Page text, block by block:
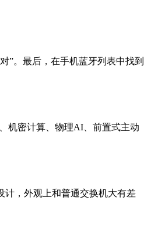
”。最后，在手机蓝牙列表中找到
机密计算、物理AI、前置式主动
计，外观上和普通交换机大有差